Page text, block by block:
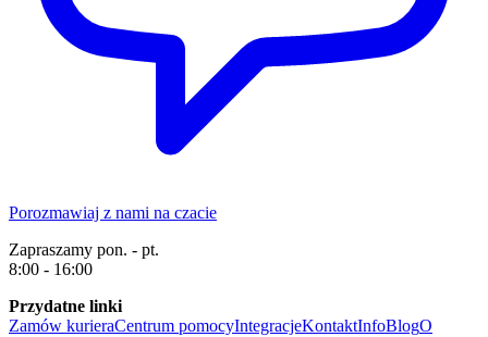
Porozmawiaj z nami na czacie
Zapraszamy pon. - pt.
8:00 - 16:00
Przydatne linki
Zamów kurieraCentrum pomocyIntegracjeKontaktInfoBlogO